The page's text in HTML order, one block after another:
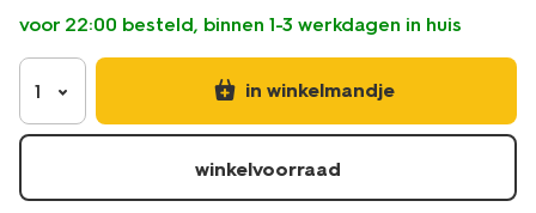
geblokt-
lila-
39800052.html
voor 22:00 besteld, binnen 1-3 werkdagen in huis
1 in winkelmandje
winkelvoorraad